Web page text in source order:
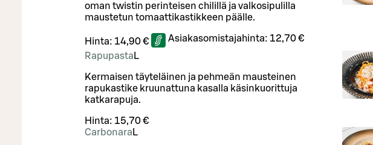
oman twistin perinteisen chilillä ja valkosipulilla
maustetun tomaattikastikkeen päälle.
Hinta: 14,90 € Asiakasomistajahinta: 12,70 €
Rapupasta L
Kermaisen täyteläinen ja pehmeän mausteinen
rapukastike kruunattuna kasalla käsinkuorittuja
katkarapuja.
Hinta: 15,70 €
Carbonara L